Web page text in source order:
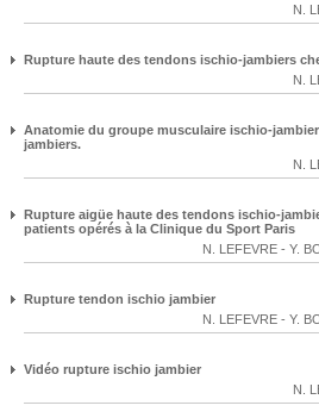
N.
Rupture haute des tendons ischio-jambiers
N.
Anatomie du groupe musculaire ischio-
jambiers.
N.
Rupture aigüe haute des tendons ischio-
patients opérés à la Clinique du Sport Paris
N. LEFEVRE - Y.
Rupture tendon ischio jambier
N. LEFEVRE - Y.
Vidéo rupture ischio jambier
N.